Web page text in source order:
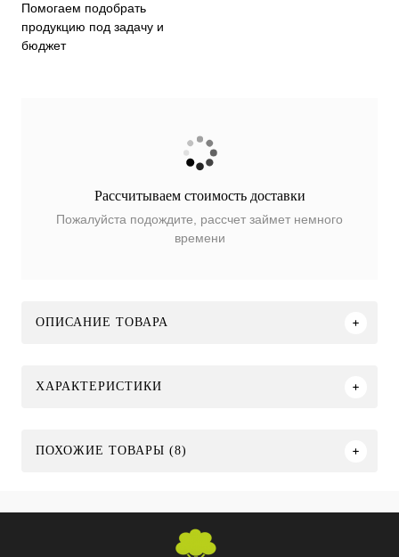
Помогаем подобрать
продукцию под задачу и
бюджет
Рассчитываем стоимость доставки
Пожалуйста подождите, рассчет займет немного
времени
ОПИСАНИЕ ТОВАРА
ХАРАКТЕРИСТИКИ
ПОХОЖИЕ ТОВАРЫ (8)